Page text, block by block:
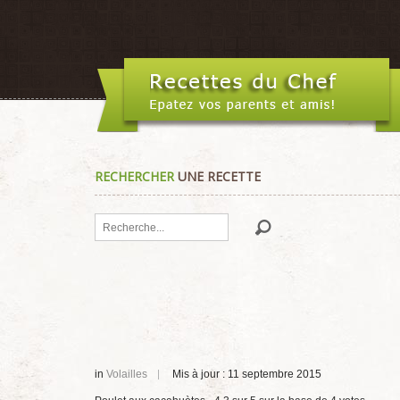
RECHERCHERUNE RECETTE
Rechercher
in Volailles Mis à jour : 11 septembre 2015